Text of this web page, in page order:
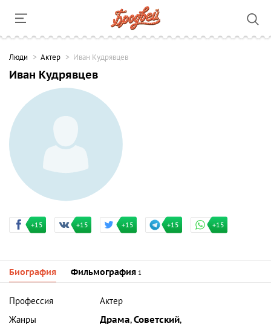
Люди Актер Иван Кудрявцев
Иван Кудрявцев
+15 +15 +15 +15 +15
Биография Фильмография 1
Профессия
Актер
Жанры
Драма,Советский,